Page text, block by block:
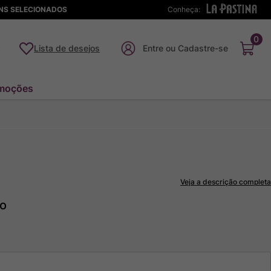
Conheça:
SELECIONADOS
Lista de desejos
0
Veja a descrição completa